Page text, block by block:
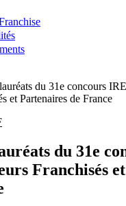
du 31e concours
et Partenaires de France
du 31e
Franchisés